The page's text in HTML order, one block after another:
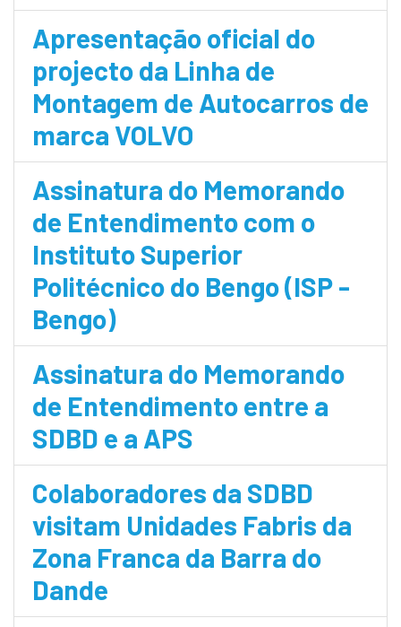
Apresentação oficial do
projecto da Linha de
Montagem de Autocarros de
marca VOLVO
Assinatura do Memorando
de Entendimento com o
Instituto Superior
Politécnico do Bengo (ISP -
Bengo)
Assinatura do Memorando
de Entendimento entre a
SDBD e a APS
Colaboradores da SDBD
visitam Unidades Fabris da
Zona Franca da Barra do
Dande